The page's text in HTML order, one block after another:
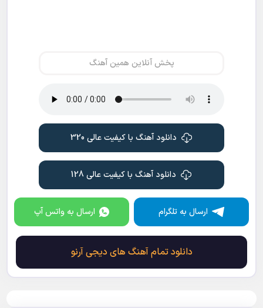
پخش آنلاین همین آهنگ
دانلود آهنگ با کیفیت عالی 320
دانلود آهنگ با کیفیت عالی 128
ارسال به تلگرام ارسال به واتس آپ
دانلود تمام آهنگ های دیجی آرنو